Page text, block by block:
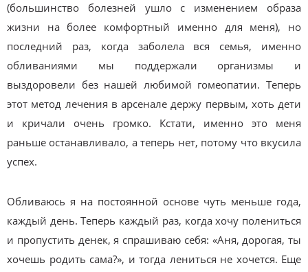
(большинство болезней ушло с изменением образа
жизни на более комфортный именно для меня), но
последний раз, когда заболела вся семья, именно
обливаниями мы поддержали организмы и
выздоровели без нашей любимой гомеопатии. Теперь
этот метод лечения в арсенале держу первым, хоть дети
и кричали очень громко. Кстати, именно это меня
раньше останавливало, а теперь нет, потому что вкусила
успех.
Обливаюсь я на постоянной основе чуть меньше года,
каждый день. Теперь каждый раз, когда хочу полениться
и пропустить денек, я спрашиваю себя: «Аня, дорогая, ты
хочешь родить сама?», и тогда лениться не хочется. Еще